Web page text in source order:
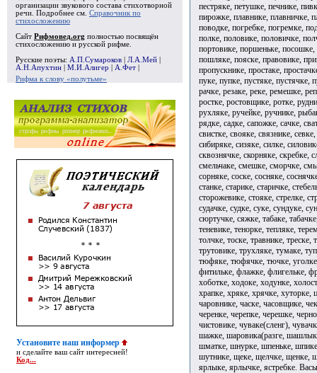
организации звукового состава стихотворной
речи. Подробнее см. Справочник по
стихосложению
Сайт Рифмовед.org полностью посвящён
стихосложению и русской рифме.
Русские поэты: А.П.Сумароков Л.А.Мей
А.Н.Апухтин
М.И.Алигер А.Фет
Рифма к слову «полутьме»
Установите наш информер
и сделайте ваш сайт интересней!
Код...
пестряке, петушке, печнике,
пирожке, плавнике, плавничке,
поводке, погребке, погремке,
полке, половике, половичке,
портовике, поршеньке,
пошляке, пояске, правовике,
пропускнике, простаке,
пуке, пупке, пустяке, пустячке,
рачке, резаке, реке, ремешке,
ростке, ростовщике, ротке,
рухляке, ручейке, ручнике,
рядке, садке, сапожке, сачке,
свистке, свояке, связнике,
сибиряке, сизяке, силке,
сквознячке, скорняке, скребке,
смельчаке, смешке, сморчке,
сорняке, соске, сосняке,
станке, старике, старичке,
сторожевике, стояке, стрелке,
судачке, судке, суке, сундуке,
сюртучке, сяжке, табаке,
теневике, тенорке, тепляке,
толчке, тоске, травнике,
трутовике, трухляке, тумаке,
тюфяке, тюфячке, тючке,
фитильке, флажке, флигельке,
хоботке, ходоке, ходунке,
храпке, хряке, хрячке, хуторке,
чаровнике, часке, часовщике,
черенке, черепке, черешке,
чистовике, чуваке(сленг),
шажке, шаровика(разге,
шматке, шнурке, шпеньке,
шутнике, щеке, щелчке, щенке,
ярлыке, ярлычке, ястребке.